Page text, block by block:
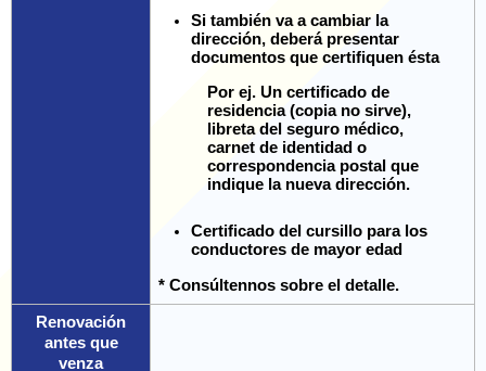
Si también va a cambiar la
dirección, deberá presentar
documentos que certifiquen ésta
Por ej. Un certificado de
residencia (copia no sirve),
libreta del seguro médico,
carnet de identidad o
correspondencia postal que
indique la nueva dirección.
Certificado del cursillo para los
conductores de mayor edad
* Consúltennos sobre el detalle.
Renovación
antes que
venza